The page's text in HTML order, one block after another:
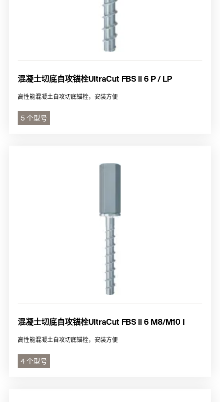
混凝土切底自攻锚栓UltraCut FBS II 6 P / LP
高性能混凝土自攻切底锚栓，安装方便
5 个型号
混凝土切底自攻锚栓UltraCut FBS II 6 M8/M10 I
高性能混凝土自攻切底锚栓，安装方便
4 个型号